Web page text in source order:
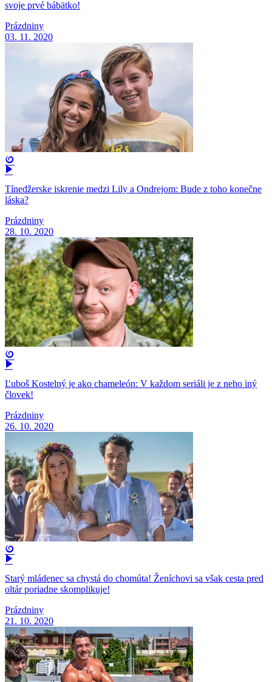
svoje prvé bábätko!
Prázdniny
03. 11. 2020
Tínedžerske iskrenie medzi Lily a Ondrejom: Bude z toho konečne
láska?
Prázdniny
28. 10. 2020
Ľuboš Kostelný je ako chameleón: V každom seriáli je z neho iný
človek!
Prázdniny
26. 10. 2020
Starý mládenec sa chystá do chomúta! Ženíchovi sa však cesta pred
oltár poriadne skomplikuje!
Prázdniny
21. 10. 2020